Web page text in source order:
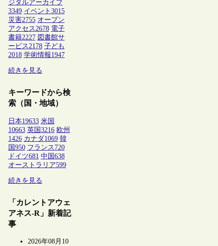
ジタルアーカイブ
3349 イベント 3015
災害2755 オープン
アクセス2678 電子
書籍2227 図書館サ
ービス2178 子ども
2018 学術情報1947
続きを見る
キーワードから検
索（国・地域）
日本19633 米国
10663 英国 3216 欧州
1426 カナダ1069 韓
国 950 フランス 720
ドイツ681 中国 638
オーストラリア599
続きを見る
「カレントアウェ
アネス-R」新着記
事
2026年08月10